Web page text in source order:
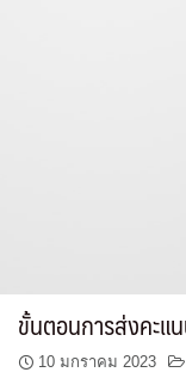
ขั้นตอนการส่งคะแ
10 มกราคม 2023